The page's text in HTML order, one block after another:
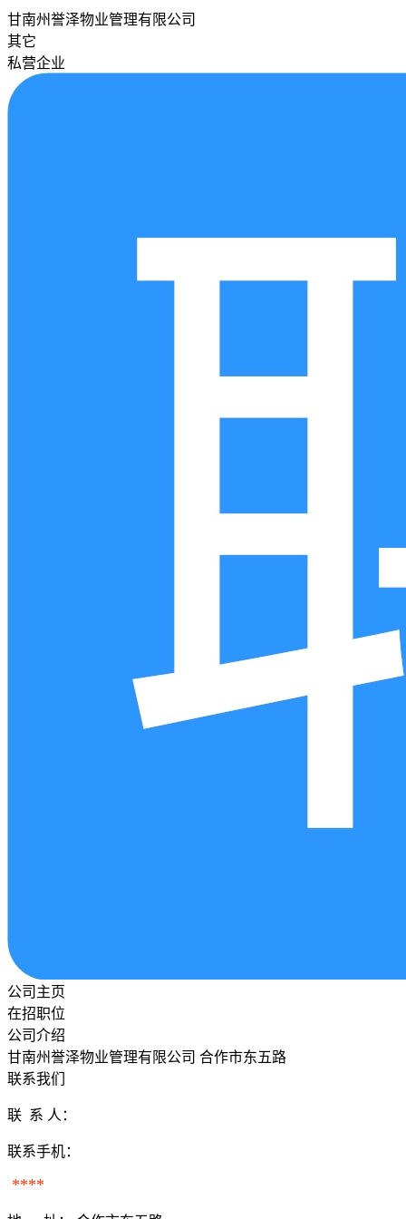
甘南州誉泽物业管理有限公司
其它
私营企业
公司主页
在招职位
公司介绍
甘南州誉泽物业管理有限公司 合作市东五路
联系我们
联 系 人：
联系手机：
****